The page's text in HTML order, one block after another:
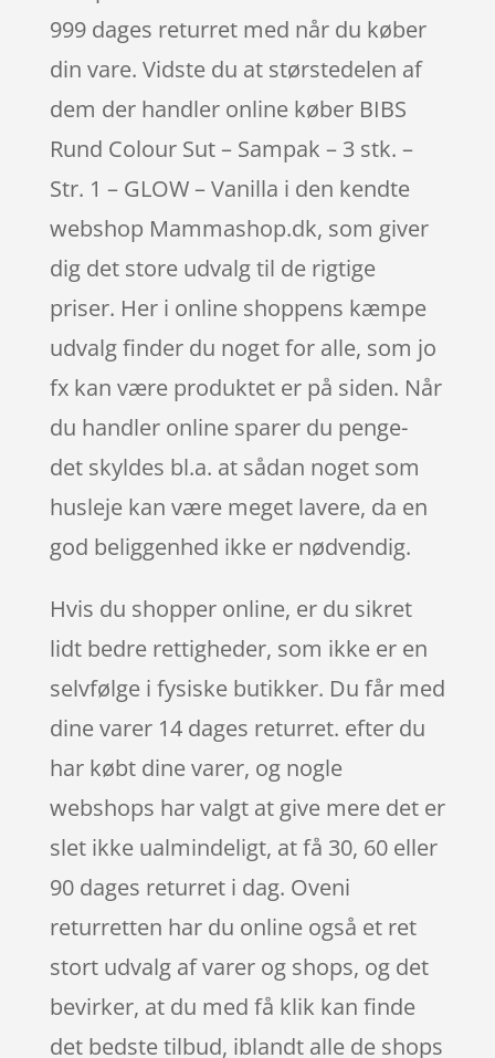
999 dages returret med når du køber
din vare. Vidste du at størstedelen af
dem der handler online køber BIBS
Rund Colour Sut – Sampak – 3 stk. –
Str. 1 – GLOW – Vanilla i den kendte
webshop Mammashop.dk, som giver
dig det store udvalg til de rigtige
priser. Her i online shoppens kæmpe
udvalg finder du noget for alle, som jo
fx kan være produktet er på siden. Når
du handler online sparer du penge-
det skyldes bl.a. at sådan noget som
husleje kan være meget lavere, da en
god beliggenhed ikke er nødvendig.
Hvis du shopper online, er du sikret
lidt bedre rettigheder, som ikke er en
selvfølge i fysiske butikker. Du får med
dine varer 14 dages returret. efter du
har købt dine varer, og nogle
webshops har valgt at give mere det er
slet ikke ualmindeligt, at få 30, 60 eller
90 dages returret i dag. Oveni
returretten har du online også et ret
stort udvalg af varer og shops, og det
bevirker, at du med få klik kan finde
det bedste tilbud, iblandt alle de shops